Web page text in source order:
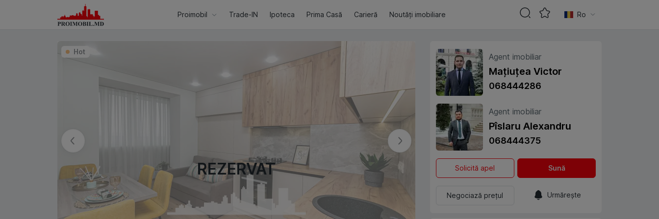
REZERVAT
Hot
Agent imobiliar
Mațiuțea Victor
068444286
Agent imobiliar
Pîslaru Alexandru
068444375
Solicită apel Sună
Negociază prețul Urmărește
Proimobil Trade-IN Ipoteca Prima Casă Carieră Noutăți imobiliare Ro